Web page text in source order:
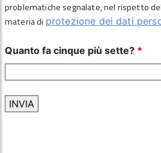
problematiche segnalate, nel rispetto
materia di protezione dei dati
Quanto fa cinque più sette? *